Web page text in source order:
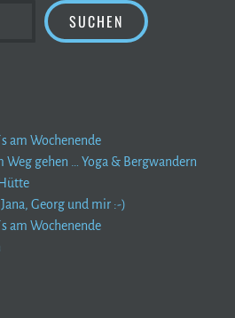
SUCHEN
am Wochenende
Weg gehen … Yoga & Bergwandern
Georg und mir :-)
am Wochenende